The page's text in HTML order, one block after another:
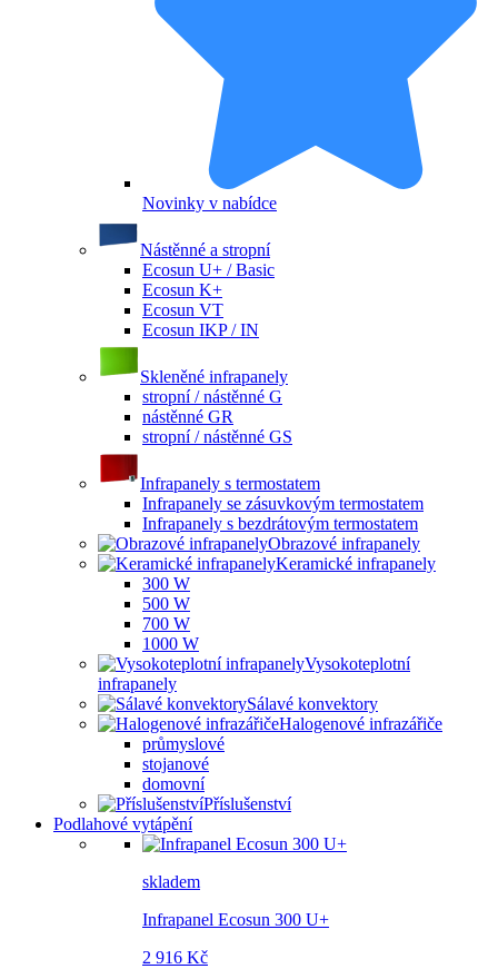
Novinky v nabídce
Nástěnné a stropní
Ecosun U+ / Basic
Ecosun K+
Ecosun VT
Ecosun IKP / IN
Skleněné infrapanely
stropní / nástěnné G
nástěnné GR
stropní / nástěnné GS
Infrapanely s termostatem
Infrapanely se zásuvkovým termostatem
Infrapanely s bezdrátovým termostatem
Obrazové infrapanely
Keramické infrapanely
300 W
500 W
700 W
1000 W
Vysokoteplotní
infrapanely
Sálavé konvektory
Halogenové infrazářiče
průmyslové
stojanové
domovní
Příslušenství
Podlahové vytápění
skladem
Infrapanel Ecosun 300 U+
2 916 Kč